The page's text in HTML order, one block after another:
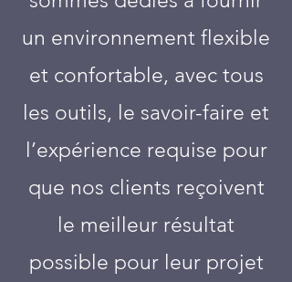
un environnement flexible
et confortable, avec tous
les outils, le savoir-faire et
l’expérience requise pour
que nos clients reçoivent
le meilleur résultat
possible pour leur projet